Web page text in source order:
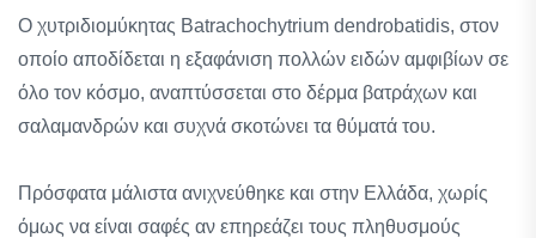
Ο χυτριδιομύκητας Batrachochytrium dendrobatidis, στον
οποίο αποδίδεται η εξαφάνιση πολλών ειδών αμφιβίων σε
όλο τον κόσμο, αναπτύσσεται στο δέρμα βατράχων και
σαλαμανδρών και συχνά σκοτώνει τα θύματά του.
Πρόσφατα μάλιστα ανιχνεύθηκε και στην Ελλάδα, χωρίς
όμως να είναι σαφές αν επηρεάζει τους πληθυσμούς